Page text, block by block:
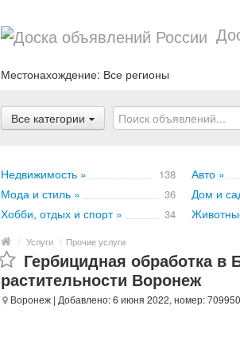
Местонахождение: Все регионы
Все категории
Недвижимость » 138 Авто »
Мода и стиль » 36 Дом и
Хобби, отдых и спорт » 34
/ Услуги / Прочие услуги
Гербицидная обработка в
растительности Воронеж
Воронеж | Добавлено: 6 июня 2022, номер: 709950